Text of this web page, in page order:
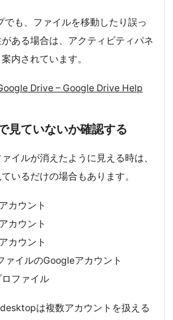
でも、ファイルを移動したり誤っ
ある場合は、アクティビティパネ
内されています。
Drive – Google Drive Help
見ていないか確認する
イルが消えたように見える時は、
いるだけの場合もあります。
カウント
カウント
カウント
ァイルのGoogleアカウント
ファイル
は複数アカウントを扱える